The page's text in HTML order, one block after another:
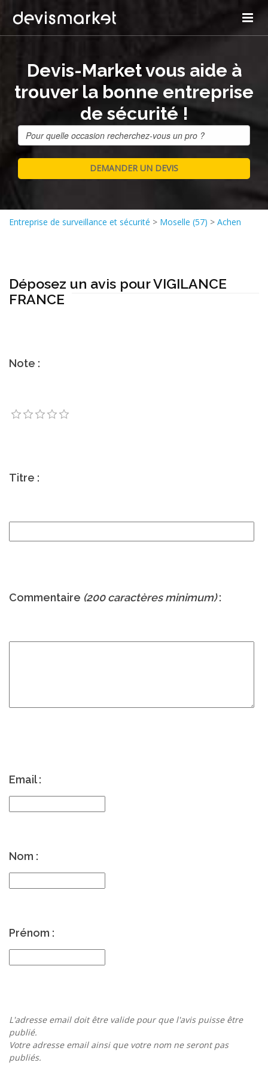
Devis-Market vous aide à
trouver la bonne entreprise
de sécurité !
Entreprise de surveillance et sécurité > Moselle (57) > Achen
Déposez un avis pour VIGILANCE
FRANCE
Note :
Titre :
Commentaire (200 caractères minimum):
Email :
Nom :
Prénom :
L'adresse email doit être valide pour que l'avis puisse être
publié.
Votre adresse email ainsi que votre nom ne seront pas
publiés.